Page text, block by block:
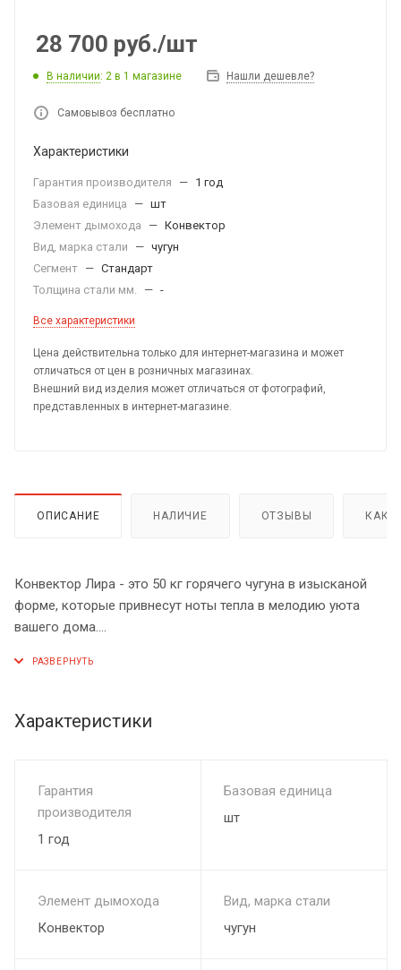
28 700 руб./шт
В наличии: 2 в 1 магазине Нашли дешевле?
Самовывоз бесплатно
Характеристики
Гарантия производителя — 1 год
Базовая единица
— шт
Элемент дымохода
— Конвектор
Вид, марка стали
— чугун
Сегмент — Стандарт
Толщина стали мм.
— -
Все характеристики
Цена действительна только для интернет-магазина и может
отличаться от цен в розничных магазинах.
Внешний вид изделия может отличаться от фотографий,
представленных в интернет-магазине.
ОПИСАНИЕ НАЛИЧИЕ ОТЗЫВЫ КАК
Конвектор Лира - это 50 кг горячего чугуна в изысканой
форме, которые привнесут ноты тепла в мелодию уюта
вашего дома.
Масса без упаковки (в упаковке) 49кг (68кг)
Размер без упаковки (ВхДхШ) 705х405х210 мм
Оригинальный дизайн из жаропрочного чугуна ЧХ1. Это
помещении.
В зависимости от температуры продуктов сгорания в топке
он обеспечивает от 2 до 4 кВт дополнительной мощности
Характеристики
Гарантия
производителя
1 год
Базовая единица
шт
Элемент дымохода
Конвектор
Вид, марка стали
чугун